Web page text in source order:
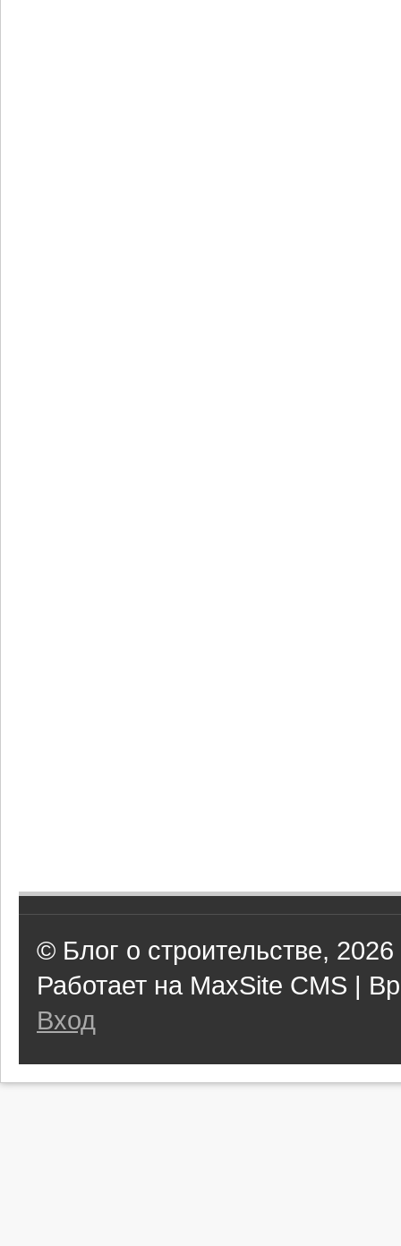
© Блог о строительстве, 2026
Работает на MaxSite CMS |
Вход